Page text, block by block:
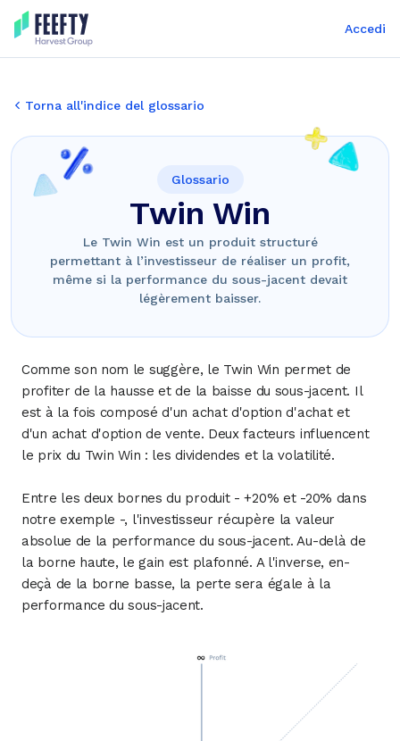
Accedi
Torna all'indice del glossario
Glossario
Twin Win
Le Twin Win est un produit structuré
permettant à l’investisseur de réaliser un profit,
même si la performance du sous-jacent devait
légèrement baisser.
Comme son nom le suggère, le Twin Win permet de
profiter de la hausse et de la baisse du sous-jacent. Il
est à la fois composé d'un achat d'option d'achat et
d'un achat d'option de vente. Deux facteurs influencent
le prix du Twin Win : les dividendes et la volatilité.
Entre les deux bornes du produit - +20% et -20% dans
notre exemple -, l'investisseur récupère la valeur
absolue de la performance du sous-jacent. Au-delà de
la borne haute, le gain est plafonné. A l'inverse, en-
deçà de la borne basse, la perte sera égale à la
performance du sous-jacent.